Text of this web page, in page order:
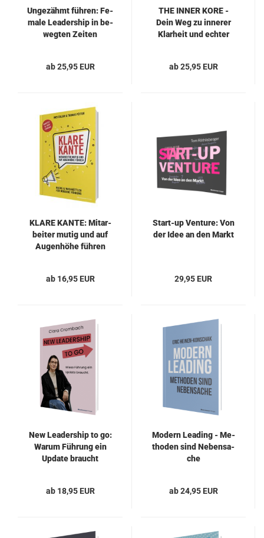
Un­ge­zähmt füh­ren: Fe­
ma­le Lea­der­ship in be­
weg­ten Zei­ten
ab 25,95 EUR
THE INNER KORE -
Dein Weg zu in­ne­rer
Klar­heit und ech­ter
ab 25,95 EUR
KLARE KANTE: Mit­ar­
bei­ter mutig und auf
Au­gen­hö­he füh­ren
ab 16,95 EUR
Start-​​up Ven­ture: Von
der Idee an den Markt
29,95 EUR
New Lea­der­ship to go:
Warum Füh­rung ein
Up­date braucht
ab 18,95 EUR
Mo­dern Lea­ding - Me­
tho­den sind Ne­ben­sa­
che
ab 24,95 EUR